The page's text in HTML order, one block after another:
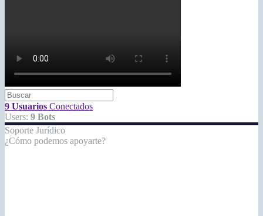
9 Usuarios Conectados
Users: 9 Bots
Soporte Jurídico
¿Cómo podemos apoyarte?